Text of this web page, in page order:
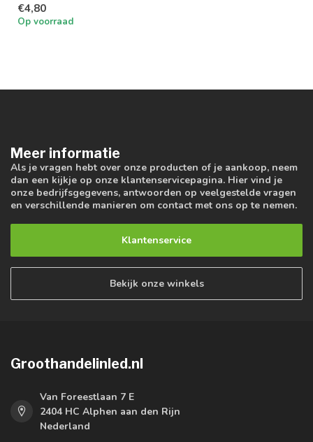
€4,80
Op voorraad
Meer informatie
Als je vragen hebt over onze producten of je aankoop, neem
dan een kijkje op onze klantenservicepagina. Hier vind je
onze bedrijfsgegevens, antwoorden op veelgestelde vragen
en verschillende manieren om contact met ons op te nemen.
Klantenservice
Bekijk onze winkels
Groothandelinled.nl
Van Foreestlaan 7 E
2404 HC Alphen aan den Rijn
Nederland